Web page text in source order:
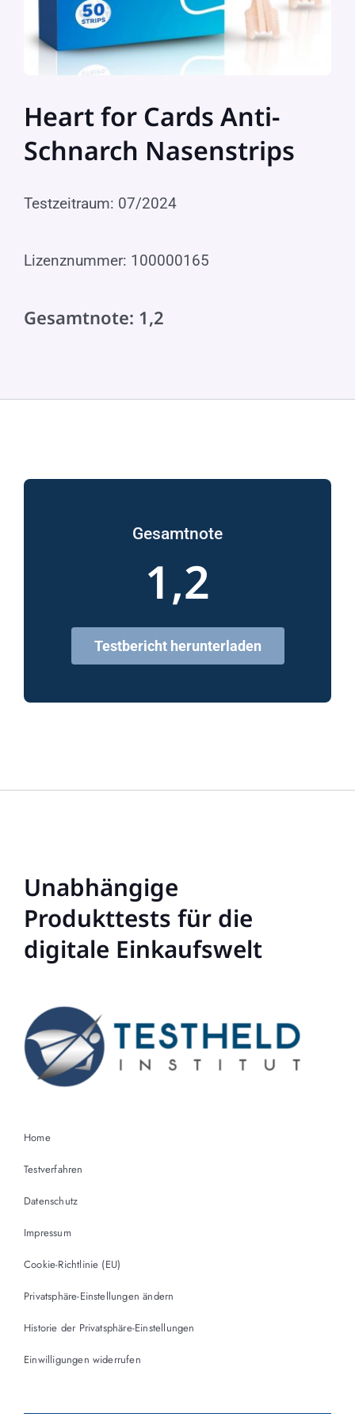
Heart for Cards Anti-
Schnarch Nasenstrips
Testzeitraum: 07/2024
Lizenznummer: 100000165
Gesamtnote: 1,2
Gesamtnote
1,2
Testbericht herunterladen
Unabhängige
Produkttests für die
digitale Einkaufswelt
Home
Testverfahren
Datenschutz
Impressum
Cookie-Richtlinie (EU)
Privatsphäre-Einstellungen ändern
Historie der Privatsphäre-Einstellungen
Einwilligungen widerrufen